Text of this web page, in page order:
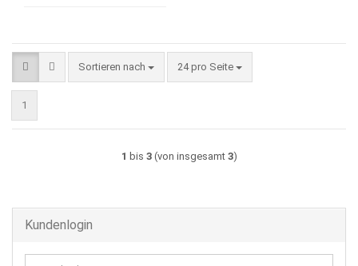
Sortieren nach
Sortieren nach 24 pro Seite
pro Seite
1
1 bis 3(von insgesamt 3)
Kundenlogin